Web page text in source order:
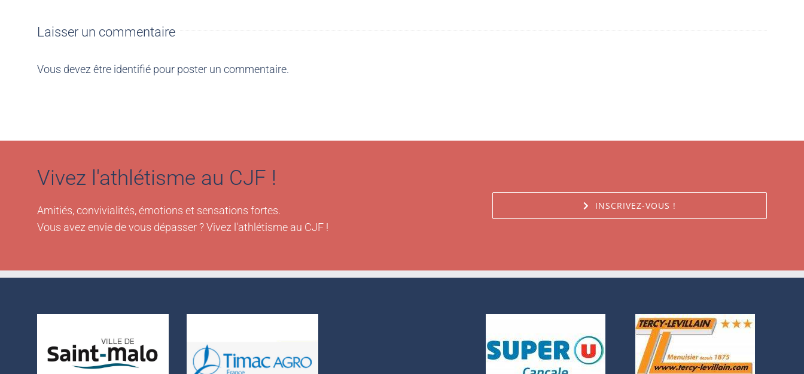
Laisser un commentaire
Vous devez être identifié pour poster un commentaire.
Vivez l'athlétisme au CJF !
Amitiés, convivialités, émotions et sensations fortes.
Vous avez envie de vous dépasser ? Vivez l'athlétisme au CJF !
INSCRIVEZ-VOUS !